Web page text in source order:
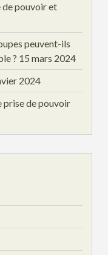
de pouvoir et
peuvent-ils
? 15 mars 2024
2024
prise de pouvoir